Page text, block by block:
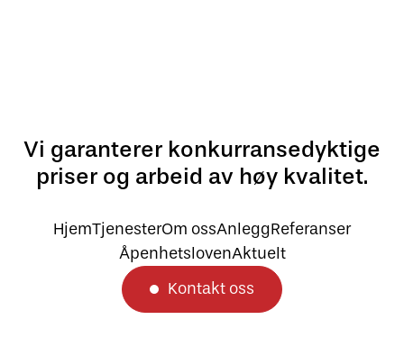
Vi garanterer konkurransedyktige
priser og arbeid av høy kvalitet.
HjemTjenesterOm ossAnleggReferanser
ÅpenhetslovenAktuelt
Kontakt oss